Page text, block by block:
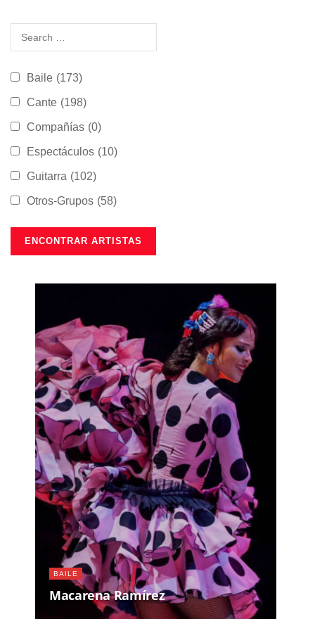
Baile (173)
Cante (198)
Compañías (0)
Espectáculos (10)
Guitarra (102)
Otros-Grupos (58)
BAILE
Macarena Ramírez